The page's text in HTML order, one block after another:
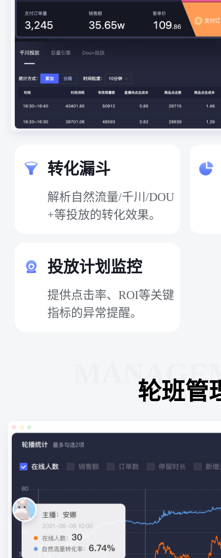
转化漏斗
解析自然流量/千川/DOU
+等投放的转化效果。
投放计划监控
提供点击率、ROI等关键
指标的异常提醒。
轮班管